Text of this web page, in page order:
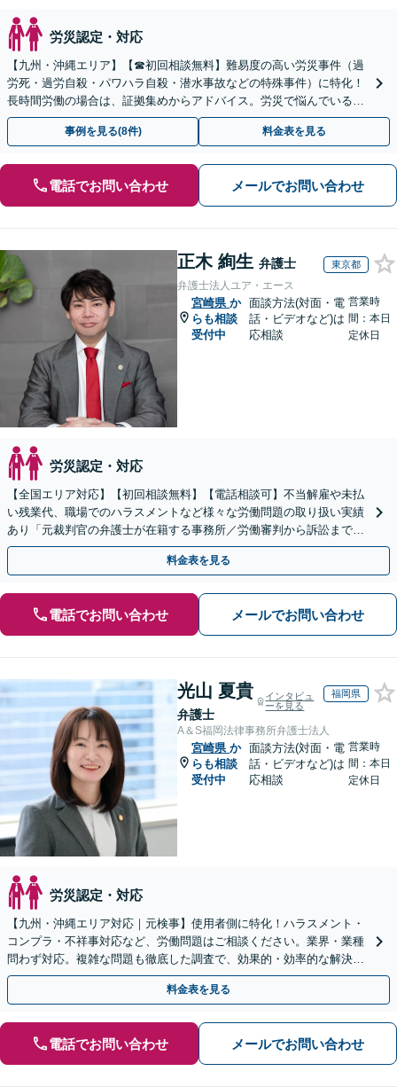
労災認定・対応
【九州・沖縄エリア】【☎︎初回相談無料】難易度の高い労災事件（過
労死・過労自殺・パワハラ自殺・潜水事故などの特殊事件）に特化！
長時間労働の場合は、証拠集めからアドバイス。労災で悩んでいる方
は早めにご相談を！【電話相談可能】
事例を見る(8件) 料金表を見る
電話でお問い合わせ メールでお問い合わせ
正木 絢生 弁護士 東京都
弁護士法人ユア・エース
宮崎県 か
らも相談
受付中
面談方法(対面・電
話・ビデオなど)は
応相談
営業時
間：本日
定休日
労災認定・対応
【全国エリア対応】【初回相談無料】【電話相談可】不当解雇や未払
い残業代、職場でのハラスメントなど様々な労働問題の取り扱い実績
あり「元裁判官の弁護士が在籍する事務所／労働審判から訴訟まで、
裁判官経験を活かした最適な戦略を立案」
料金表を見る
電話でお問い合わせ メールでお問い合わせ
光山 夏貴
弁護士
インタビュ
ーを見る
福岡県
A＆S福岡法律事務所弁護士法人
宮崎県 か
らも相談
受付中
面談方法(対面・電
話・ビデオなど)は
応相談
営業時
間：本日
定休日
労災認定・対応
【九州・沖縄エリア対応｜元検事】使用者側に特化！ハラスメント・
コンプラ・不祥事対応など、労働問題はご相談ください。業界・業種
問わず対応。複雑な問題も徹底した調査で、効果的・効率的な解決を
目指します。セカンドオピニオン可【休日・夜間相談可】
料金表を見る
電話でお問い合わせ メールでお問い合わせ